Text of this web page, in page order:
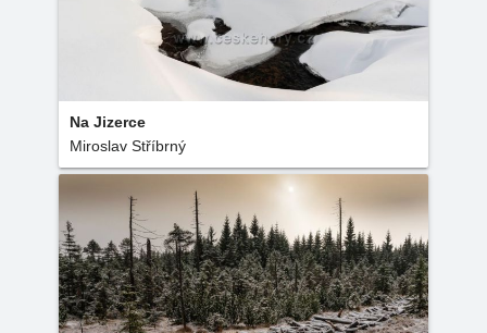
Na Jizerce
Miroslav Stříbrný